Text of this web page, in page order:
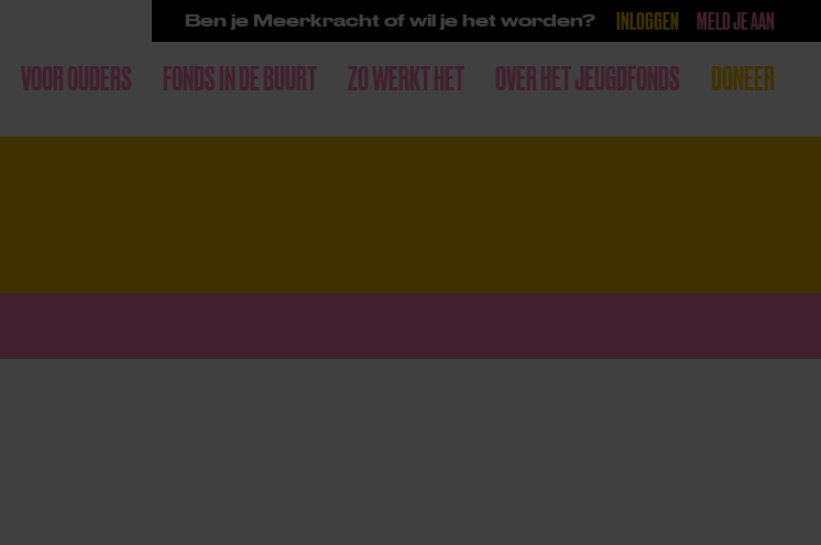
Ben je Meerkracht of wil je het worden? INLOGGEN MELD JE AAN
VOOR OUDERS FONDS IN DE BUURT ZO WERKT HET OVER HET JEUGDFONDS DONEER